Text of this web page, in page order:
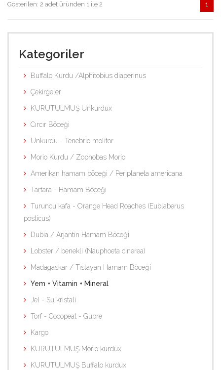
Gösterilen: 2 adet üründen 1 ile 2 1
Kategoriler
Buffalo Kurdu /Alphitobius diaperinus
Çekirgeler
KURUTULMUŞ Unkurdux
Cırcır Böceği
Unkurdu - Tenebrio molitor
Morio Kurdu / Zophobas Morio
Amerikan hamam böceği / Periplaneta americana
Tartara - Hamam Böceği
Turuncu kafa - Orange Head Roaches (Eublaberus
posticus)
Dubia / Arjantin Hamam Böceği
Lobster / benekli (Nauphoeta cinerea)
Madagaskar / Tıslayan Hamam Böceği
Yem + Vitamin + Mineral
Jel - Su kristali
Torf - Cocopeat - Gübre
Kargo
KURUTULMUŞ Morio kurdux
KURUTULMUŞ Buffalo kurdux